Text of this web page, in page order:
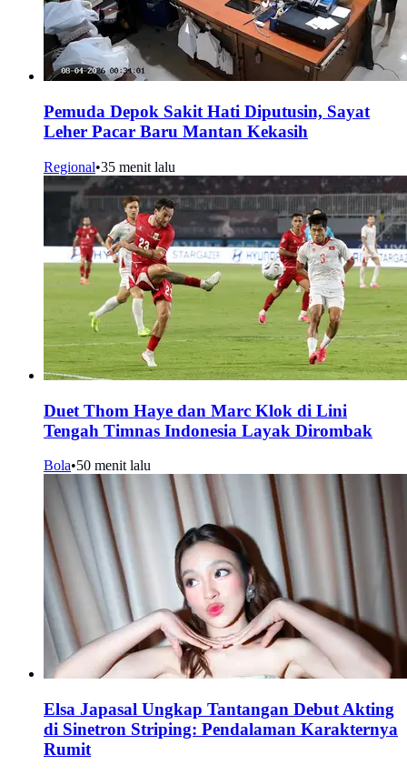
Pemuda Depok Sakit Hati Diputusin, Sayat
Leher Pacar Baru Mantan Kekasih
Regional•35 menit lalu
Duet Thom Haye dan Marc Klok di Lini
Tengah Timnas Indonesia Layak Dirombak
Bola•50 menit lalu
Elsa Japasal Ungkap Tantangan Debut Akting
di Sinetron Striping: Pendalaman Karakternya
Rumit